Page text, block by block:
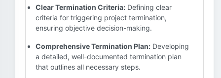
Clear Termination Criteria: Defining clear
criteria for triggering project termination,
ensuring objective decision-making.
Comprehensive Termination Plan: Developing
a detailed, well-documented termination plan
that outlines all necessary steps.